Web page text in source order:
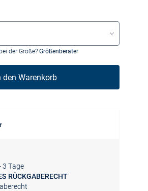
der Größe? Größenberater
den Warenkorb
3 Tage
RÜCKGABERECHT